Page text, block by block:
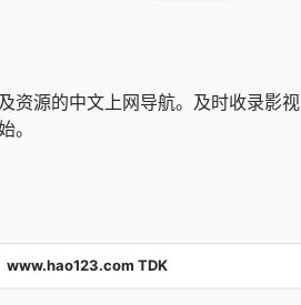
资源的中文上网导航。及时收录影
。
www.hao123.com TDK